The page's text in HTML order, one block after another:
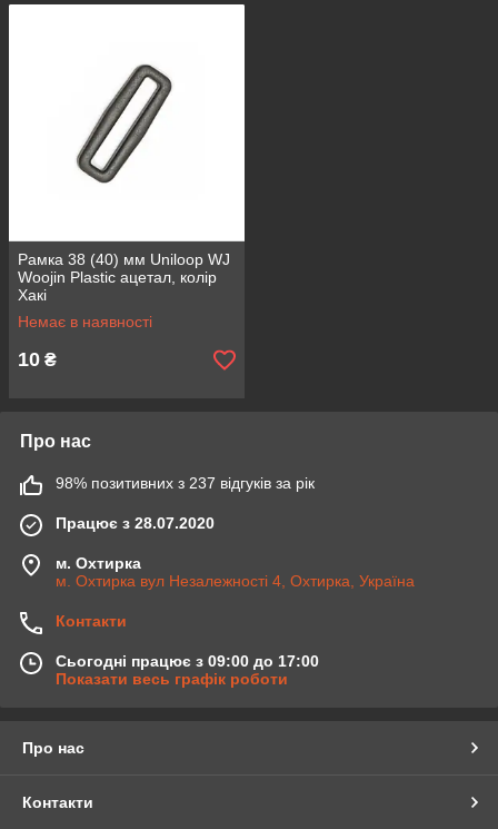
Рамка 38 (40) мм Uniloop WJ
Woojin Plastic ацетал, колір
Хакі
Немає в наявності
10 ₴
Про нас
98% позитивних з 237 відгуків за рік
Працює з 28.07.2020
м. Охтирка
м. Охтирка вул Незалежності 4, Охтирка, Україна
Контакти
Сьогодні працює з 09:00 до 17:00
Показати весь графік роботи
Про нас
Контакти